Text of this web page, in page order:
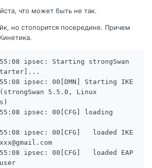
что может быть не так.
но стопорится посередине. Причем
ipsec: Starting strongSwan
ipsec: 00[DMN] Starting IKE
(strongSwan 5.5.0, Linux
ipsec: 00[CFG] loading
ipsec: 00[CFG]   loaded IKE
ipsec: 00[CFG]   loaded EAP